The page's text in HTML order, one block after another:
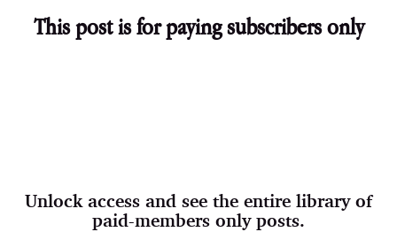
This post is for paying subscribers only
Unlock access and see the entire library of
paid-members only posts.